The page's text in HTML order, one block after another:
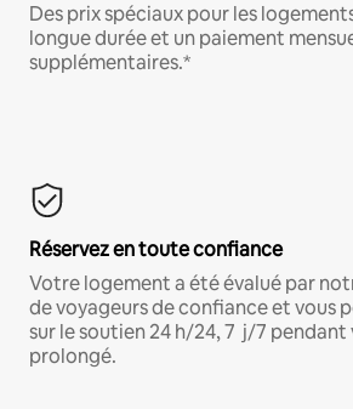
Des prix spéciaux pour les
longue durée et un paiement
supplémentaires.*
Réservez en toute confiance
Votre logement a été évalué par
de voyageurs de confiance et vous
sur le soutien 24 h/24, 7 j/7
prolongé.